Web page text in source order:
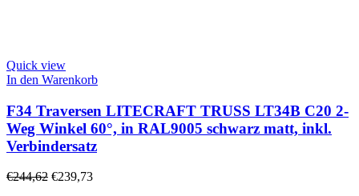
Quick view
In den Warenkorb
F34 Traversen LITECRAFT TRUSS LT34B C20 2-
Weg Winkel 60°, in RAL9005 schwarz matt, inkl.
Verbindersatz
€244,62 €239,73